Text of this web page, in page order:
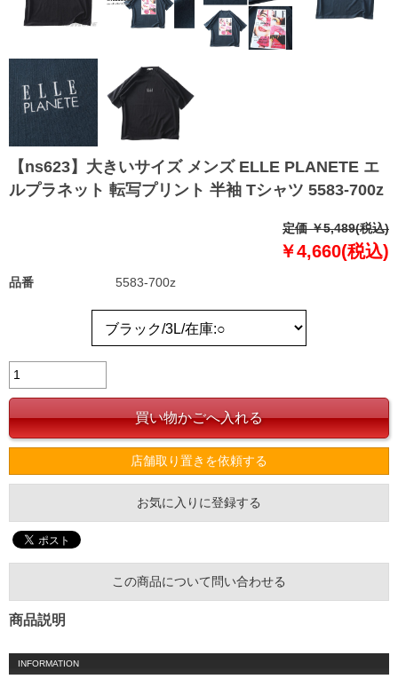
【ns623】大きいサイズ メンズ ELLE PLANETE エ
ルプラネット 転写プリント 半袖 Tシャツ 5583-700z
定価 ￥5,489(税込)
￥4,660(税込)
品番 5583-700z
店舗取り置きを依頼する
お気に入りに登録する
この商品について問い合わせる
商品説明
INFORMATION